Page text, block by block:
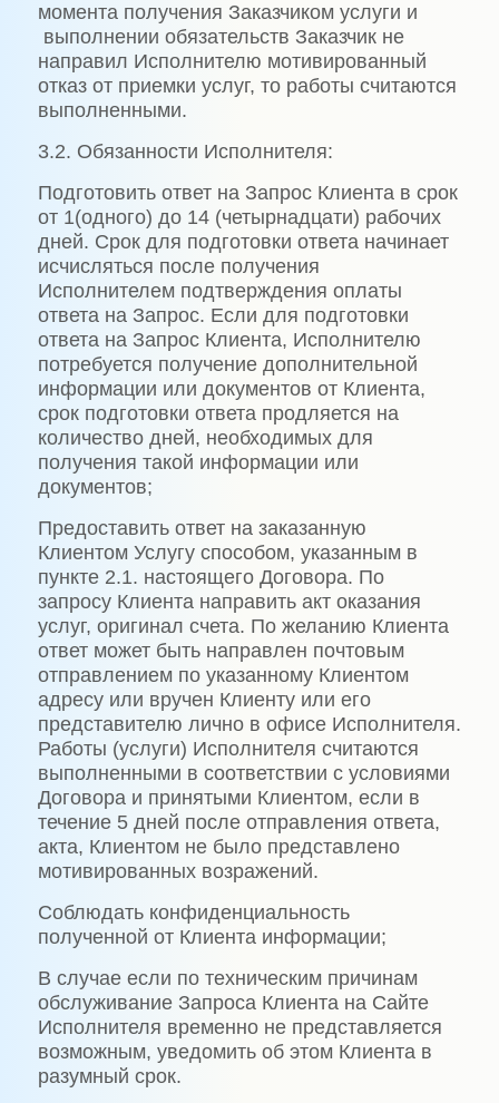
момента получения Заказчиком услуги и
выполнении обязательств Заказчик не
направил Исполнителю мотивированный
отказ от приемки услуг, то работы считаются
выполненными.
3.2. Обязанности Исполнителя:
Подготовить ответ на Запрос Клиента в срок
от 1(одного) до 14 (четырнадцати) рабочих
дней. Срок для подготовки ответа начинает
исчисляться после получения
Исполнителем подтверждения оплаты
ответа на Запрос. Если для подготовки
ответа на Запрос Клиента, Исполнителю
потребуется получение дополнительной
информации или документов от Клиента,
срок подготовки ответа продляется на
количество дней, необходимых для
получения такой информации или
документов;
Предоставить ответ на заказанную
Клиентом Услугу способом, указанным в
пункте 2.1. настоящего Договора. По
запросу Клиента направить акт оказания
услуг, оригинал счета. По желанию Клиента
ответ может быть направлен почтовым
отправлением по указанному Клиентом
адресу или вручен Клиенту или его
представителю лично в офисе Исполнителя.
Работы (услуги) Исполнителя считаются
выполненными в соответствии с условиями
Договора и принятыми Клиентом, если в
течение 5 дней после отправления ответа,
акта, Клиентом не было представлено
мотивированных возражений.
Соблюдать конфиденциальность
полученной от Клиента информации;
В случае если по техническим причинам
обслуживание Запроса Клиента на Сайте
Исполнителя временно не представляется
возможным, уведомить об этом Клиента в
разумный срок.